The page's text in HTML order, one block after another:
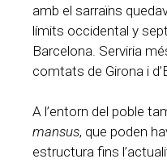
amb el sarraïns
límits occidental y
Barcelona. Serviria
comtats de Girona i
A l’entorn del poble
mansus, que poden
estructura fins